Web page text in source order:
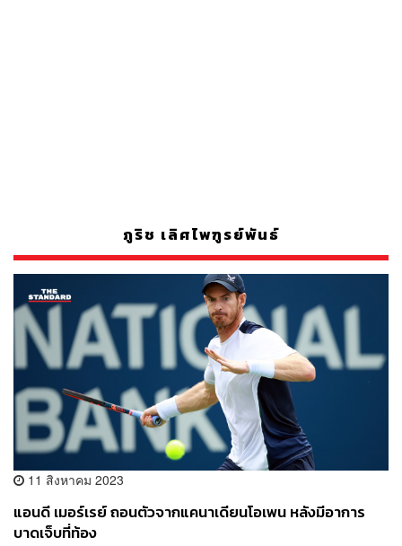
ภูริช เลิศไพฑูรย์พันธ์
11 สิงหาคม 2023
แอนดี เมอร์เรย์ ถอนตัวจากแคนาเดียนโอเพน หลังมีอาการ
บาดเจ็บที่ท้อง